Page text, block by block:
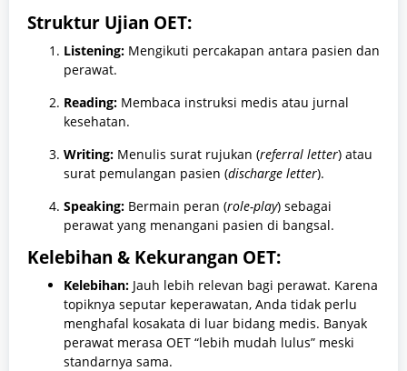
Struktur Ujian OET:
Listening: Mengikuti percakapan antara pasien dan
perawat.
Reading: Membaca instruksi medis atau jurnal
kesehatan.
Writing: Menulis surat rujukan (referral letter) atau
surat pemulangan pasien (discharge letter).
Speaking: Bermain peran (role-play) sebagai
perawat yang menangani pasien di bangsal.
Kelebihan & Kekurangan OET:
Kelebihan: Jauh lebih relevan bagi perawat. Karena
topiknya seputar keperawatan, Anda tidak perlu
menghafal kosakata di luar bidang medis. Banyak
perawat merasa OET “lebih mudah lulus” meski
standarnya sama.